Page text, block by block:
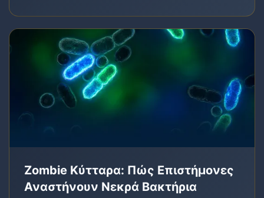
Zombie Κύτταρα: Πώς Επιστήμονες
Αναστήνουν Νεκρά Βακτήρια